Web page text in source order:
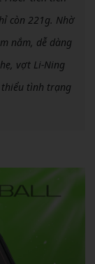
còn 221g. Nhờ
nắm, dễ dàng
vợt Li-Ning
thiểu tình trạng